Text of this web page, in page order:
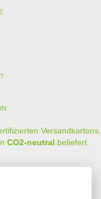
Versandkartons.
CO2-neutral beliefert.